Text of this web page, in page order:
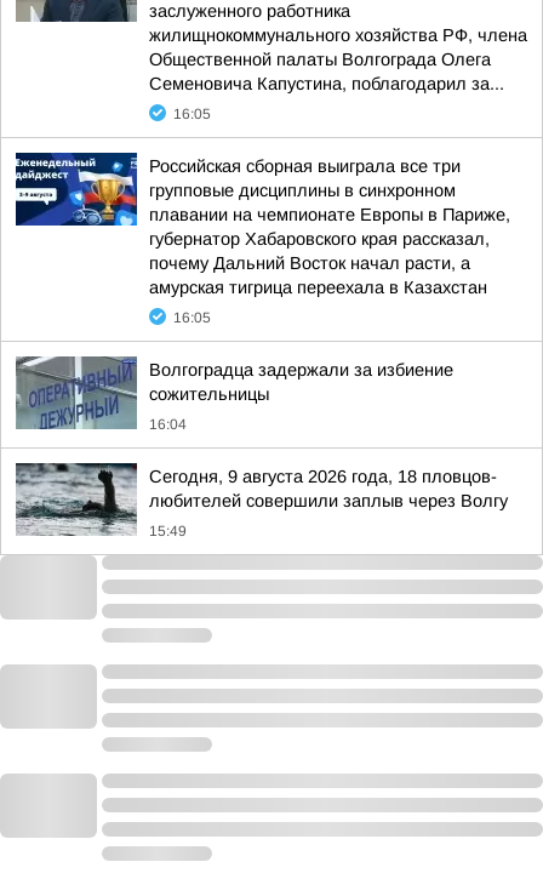
заслуженного работника
жилищнокоммунального хозяйства РФ, члена
Общественной палаты Волгограда Олега
Семеновича Капустина, поблагодарил за...
16:05
Российская сборная выиграла все три
групповые дисциплины в синхронном
плавании на чемпионате Европы в Париже,
губернатор Хабаровского края рассказал,
почему Дальний Восток начал расти, а
амурская тигрица переехала в Казахстан
16:05
Волгоградца задержали за избиение
сожительницы
16:04
Сегодня, 9 августа 2026 года, 18 пловцов-
любителей совершили заплыв через Волгу
15:49